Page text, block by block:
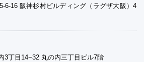
6-16 阪神杉村ビルディング（ラグザ大阪）4
3丁目14−32 丸の内三丁目ビル7階